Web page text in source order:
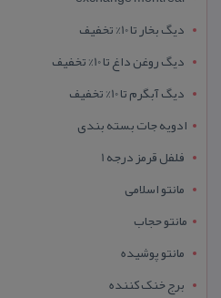
دیگ بخار تا 10% تخفیف
دیگ روغن داغ تا 10% تخفیف
دیگ آبگرم تا 10% تخفیف
ادویه جات بسته بندی
فلفل قرمز درجه 1
مانتو اسلامی
مانتو حجاب
مانتو پوشیده
برج خنک کننده